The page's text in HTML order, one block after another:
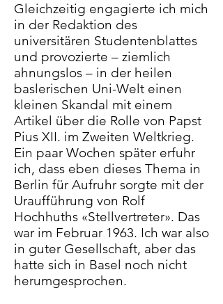
Gleichzeitig engagierte ich mich
in der Redaktion des
universitären Studentenblattes
und provozierte – ziemlich
ahnungslos – in der heilen
baslerischen Uni-Welt einen
kleinen Skandal mit einem
Artikel über die Rolle von Papst
Pius XII. im Zweiten Weltkrieg.
Ein paar Wochen später erfuhr
ich, dass eben dieses Thema in
Berlin für Aufruhr sorgte mit der
Uraufführung von Rolf
Hochhuths «Stellvertreter». Das
war im Februar 1963. Ich war also
in guter Gesellschaft, aber das
hatte sich in Basel noch nicht
herumgesprochen.